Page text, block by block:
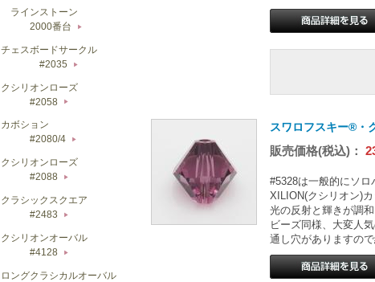
ラインストーン
2000番台
▶
チェスボードサークル
#2035
▶
クシリオンローズ
#2058
▶
カボション
#2080/4
▶
クシリオンローズ
#2088
▶
クラシックスクエア
#2483
▶
クシリオンオーバル
#4128
▶
ロングクラシカルオーバル
スワロフスキー®
販売価格(税込)：
#5328は一般的にソロ
XILION(クシリオン)
光の反射と輝きが調和
ビーズ同様、大変人
通し穴がありますの